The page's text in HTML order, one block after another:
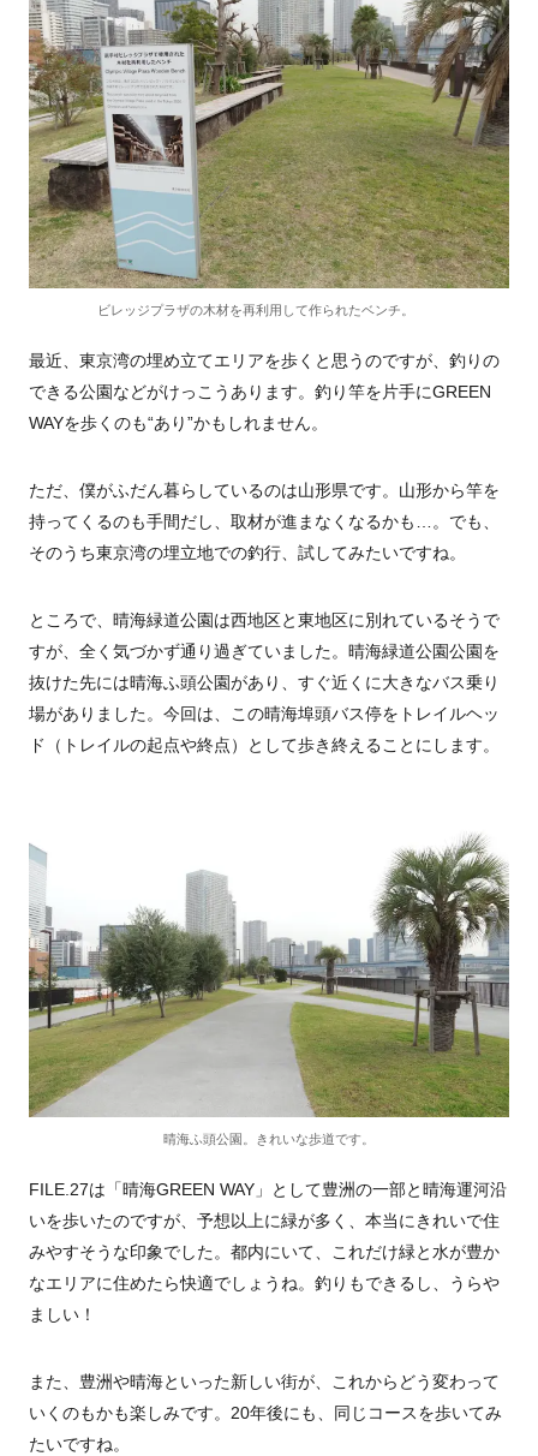
ビレッジプラザの木材を再利用して作られたベンチ。
最近、東京湾の埋め立てエリアを歩くと思うのですが、釣りの
できる公園などがけっこうあります。釣り竿を片手にGREEN
WAYを歩くのも“あり”かもしれません。
ただ、僕がふだん暮らしているのは山形県です。山形から竿を
持ってくるのも手間だし、取材が進まなくなるかも…。でも、
そのうち東京湾の埋立地での釣行、試してみたいですね。
ところで、晴海緑道公園は西地区と東地区に別れているそうで
すが、全く気づかず通り過ぎていました。晴海緑道公園公園を
抜けた先には晴海ふ頭公園があり、すぐ近くに大きなバス乗り
場がありました。今回は、この晴海埠頭バス停をトレイルヘッ
ド（トレイルの起点や終点）として歩き終えることにします。
晴海ふ頭公園。きれいな歩道です。
FILE.27は「晴海GREEN WAY」として豊洲の一部と晴海運河沿
いを歩いたのですが、予想以上に緑が多く、本当にきれいで住
みやすそうな印象でした。都内にいて、これだけ緑と水が豊か
なエリアに住めたら快適でしょうね。釣りもできるし、うらや
ましい！
また、豊洲や晴海といった新しい街が、これからどう変わって
いくのもかも楽しみです。20年後にも、同じコースを歩いてみ
たいですね。